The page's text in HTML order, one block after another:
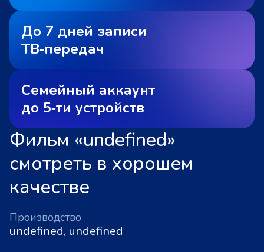
До 7 дней записи
ТВ‑передач
Семейный аккаунт
до 5‑ти устройств
Фильм «undefined»
смотреть в хорошем
качестве
Производство
undefined, undefined